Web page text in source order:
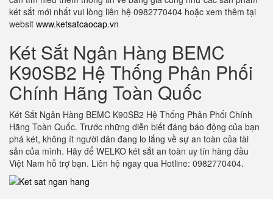
két sắt mới nhất vui lòng liên hệ 0982770404 hoặc xem thêm tại
websit www.ketsatcaocap.vn
Két Sắt Ngân Hàng BEMC
K90SB2 Hệ Thống Phân Phối
Chính Hãng Toàn Quốc
Két Sắt Ngân Hàng BEMC K90SB2 Hệ Thống Phân Phối Chính
Hãng Toàn Quốc. Trước những diễn biết đáng báo động của bạn
phá két, không ít người dân đang lo lắng về sự an toàn của tài
sản của mình. Hãy để WELKO két sắt an toàn uy tín hàng đầu
Việt Nam hỗ trợ bạn. Liên hệ ngay qua Hotline: 0982770404.